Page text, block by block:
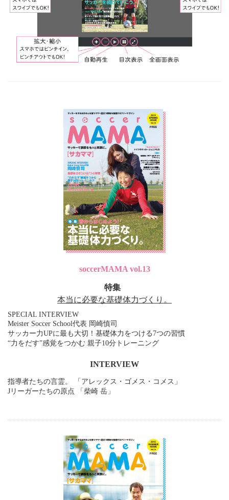
soccerMAMA vol.13
特集
本当に必要な基礎体力づくり。
SPECIAL INTERVIEW
Meister Soccer School代表 岡崎慎司
サッカー力UPに最も大切！基礎体力をつける7つの習慣
“力をだす”感覚をつかむ 親子10分トレーニング
INTERVIEW
指導者たちの言霊。 「アレックス・ゴメス・コメス」
Jリーガーたちの原点 「柴崎 岳」